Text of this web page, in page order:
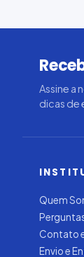
Assine a
dicas de
Quem
Contato
Envio e